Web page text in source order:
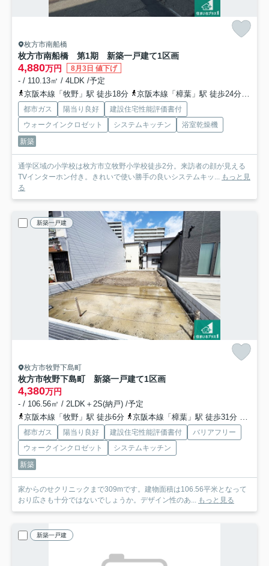
枚方市南船橋
枚方市南船橋 第1期 新築一戸建て1区画
4,880万円 8月3日 値下げ
- / 110.13㎡ / 4LDK /予定
京阪本線「牧野」駅 徒歩18分
京阪本線「樟葉」駅 徒歩24分
都市ガス 陽当り良好
建設住宅性能評価書付
ウォークインクロゼット
システムキッチン
浴室乾燥機
新築
通学区域の小学校は枚方市立牧野小学校徒歩2分。来訪者の顔が見える
TVインターホン付き。きれいで使い勝手の良いシステムキッ...
もっと見
る
新築一戸建
枚方市牧野下島町
枚方市牧野下島町 新築一戸建て1区画
4,380万円
- / 106.56㎡ / 2LDK＋2S(納戸) /予定
京阪本線「牧野」駅 徒歩6分
京阪本線「樟葉」駅 徒歩31分
都市ガス 陽当り良好 建設住宅性能評価書付
バリアフリー
ウォークインクロゼット
システムキッチン
新築
家からのせクリニックまで309mです。建物面積は106.56平米となって
おり広さも十分ではないでしょうか。デザイン性のあ...
もっと見る
新築一戸建